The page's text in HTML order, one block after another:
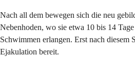
Nach all dem bewegen sich die neu
Nebenhoden, wo sie etwa 10 bis 14
Schwimmen erlangen. Erst nach diesem
Ejakulation bereit.